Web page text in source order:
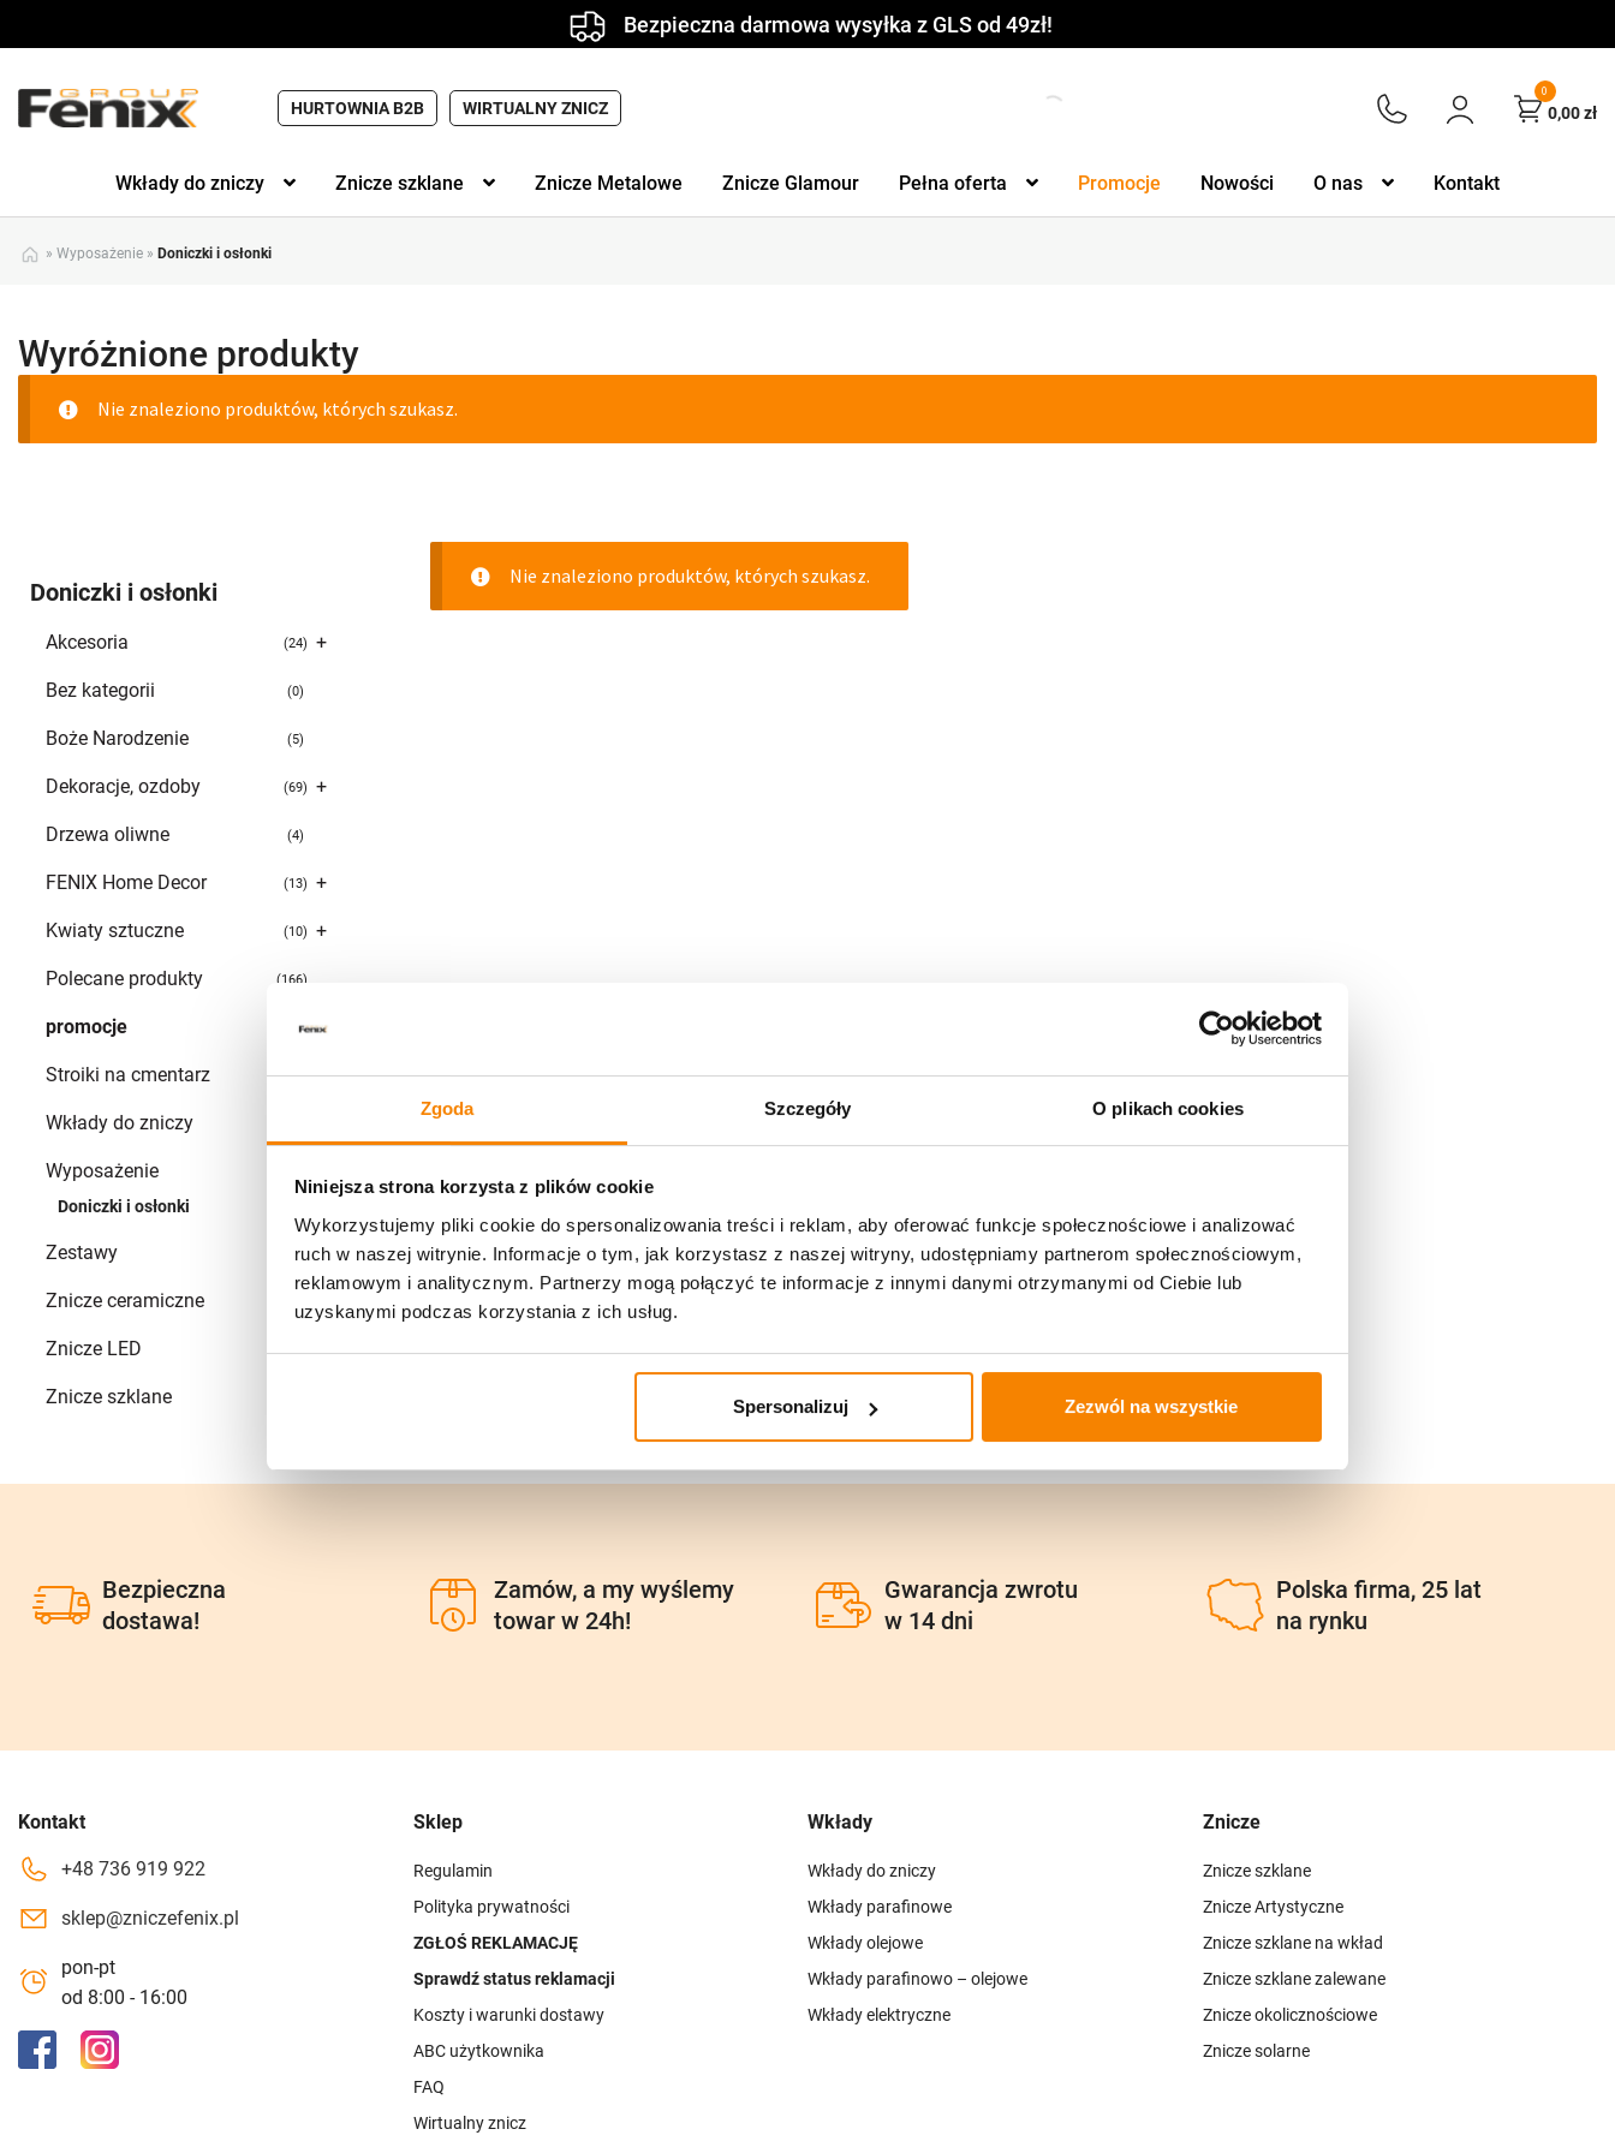
Zgoda Szczegóły O plikach cookies
Niniejsza strona korzysta z plików cookie
Wykorzystujemy pliki cookie do spersonalizowania treści i reklam, aby oferować funkcje społecznościowe i analizować
ruch w naszej witrynie. Informacje o tym, jak korzystasz z naszej witryny, udostępniamy partnerom społecznościowym,
reklamowym i analitycznym. Partnerzy mogą połączyć te informacje z innymi danymi otrzymanymi od Ciebie lub
uzyskanymi podczas korzystania z ich usług.
Spersonalizuj Zezwól na wszystkie
Bezpieczna darmowa wysyłka z GLS od 49zł!
HURTOWNIA B2B WIRTUALNY ZNICZ
0
0,00zł
Wkłady do zniczy Znicze szklane Znicze Metalowe Znicze Glamour Pełna oferta Promocje Nowości O nas Kontakt
» Wyposażenie » Doniczki i osłonki
Wyróżnione produkty
Nie znaleziono produktów, których szukasz.
Nie znaleziono produktów, których szukasz.
Doniczki i osłonki
+
Akcesoria 24
Bez kategorii 0
Boże Narodzenie 5
+
Dekoracje, ozdoby 69
Drzewa oliwne 4
+
FENIX Home Decor 13
+
Kwiaty sztuczne 10
Polecane produkty 166
promocje 100
Stroiki na cmentarz 0
Wkłady do zniczy
Wyposażenie
Doniczki i osłonki
Zestawy 68
Znicze ceramiczne
Znicze LED 41
Znicze szklane
Bezpieczna
dostawa!
Zamów, a my wyślemy
towar w 24h!
Gwarancja zwrotu
w 14 dni
Polska firma, 25 lat
na rynku
Kontakt
+48 736 919 922
sklep@zniczefenix.pl
pon-pt
od 8:00 - 16:00
Sklep
Regulamin
Polityka prywatności
ZGŁOŚ REKLAMACJĘ
Sprawdź status reklamacji
Koszty i warunki dostawy
ABC użytkownika
FAQ
Wirtualny znicz
Wkłady
Wkłady do zniczy
Wkłady parafinowe
Wkłady olejowe
Wkłady parafinowo – olejowe
Wkłady elektryczne
Znicze
Znicze szklane
Znicze Artystyczne
Znicze szklane na wkład
Znicze szklane zalewane
Znicze okolicznościowe
Znicze solarne